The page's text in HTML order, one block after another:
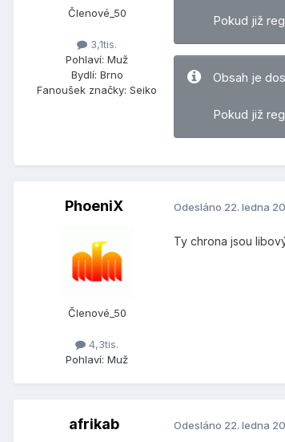
Členové_50
3,1tis.
Pohlaví: Muž
Bydlí: Brno
Fanoušek značky: Seiko
Pokud již
Obsah je
Pokud již
PhoeniX
Členové_50
4,3tis.
Pohlaví: Muž
Odesláno 22. ledna
Ty chrona jsou
afrikab Odesláno 22. ledna